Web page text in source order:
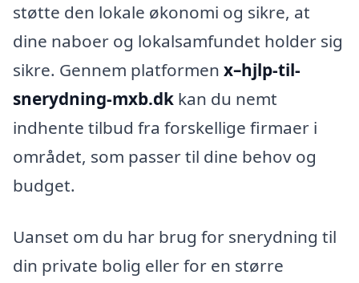
støtte den lokale økonomi og sikre, at
dine naboer og lokalsamfundet holder sig
sikre. Gennem platformen x–hjlp-til-
snerydning-mxb.dk kan du nemt
indhente tilbud fra forskellige firmaer i
området, som passer til dine behov og
budget.
Uanset om du har brug for snerydning til
din private bolig eller for en større